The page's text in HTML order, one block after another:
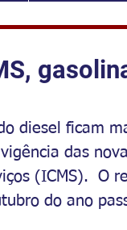
diesel ficam
das
(ICMS).  O
do ano